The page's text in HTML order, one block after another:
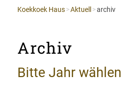
Koekkoek Haus Aktuell archiv
Archiv
Bitte Jahr wählen